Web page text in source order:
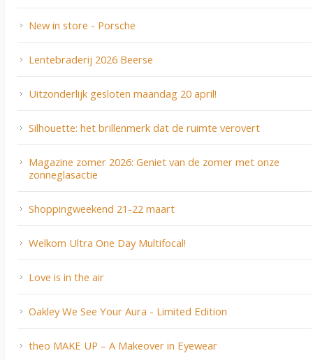
New in store - Porsche
Lentebraderij 2026 Beerse
Uitzonderlijk gesloten maandag 20 april!
Silhouette: het brillenmerk dat de ruimte verovert
Magazine zomer 2026: Geniet van de zomer met onze
zonneglasactie
Shoppingweekend 21-22 maart
Welkom Ultra One Day Multifocal!
Love is in the air
Oakley We See Your Aura - Limited Edition
theo MAKE UP – A Makeover in Eyewear